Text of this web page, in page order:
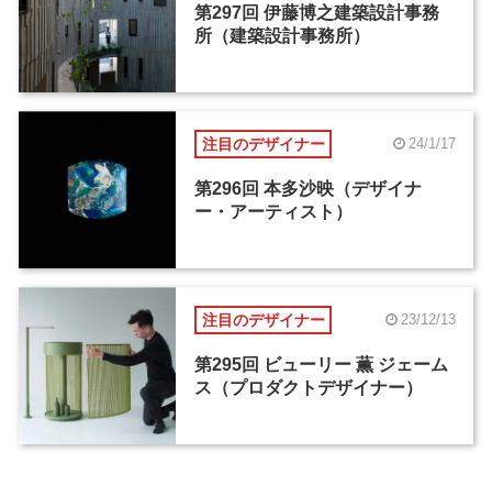
第297回 伊藤博之建築設計事務
所（建築設計事務所）
注目のデザイナー 24/1/17
第296回 本多沙映（デザイナ
ー・アーティスト）
注目のデザイナー 23/12/13
第295回 ビューリー 薫 ジェーム
ス（プロダクトデザイナー）